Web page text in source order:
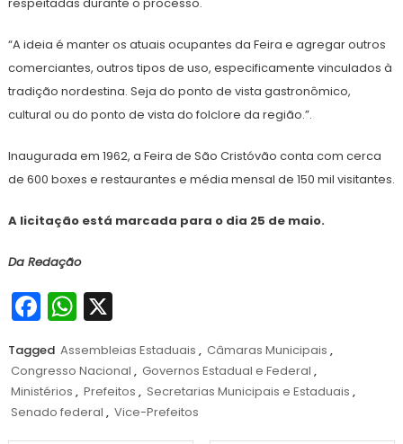
“A ideia é manter os atuais ocupantes da Feira e agregar outros
comerciantes, outros tipos de uso, especificamente vinculados à
tradição nordestina. Seja do ponto de vista gastronômico,
cultural ou do ponto de vista do folclore da região.”.
Inaugurada em 1962, a Feira de São Cristóvão conta com cerca
de 600 boxes e restaurantes e média mensal de 150 mil visitantes.
A licitação está marcada para o dia 25 de maio.
Da Redação
Facebook
WhatsApp
X
Tagged Assembleias Estaduais , Câmaras Municipais ,
Congresso Nacional , Governos Estadual e Federal ,
Ministérios , Prefeitos , Secretarias Municipais e Estaduais ,
Senado federal , Vice-Prefeitos